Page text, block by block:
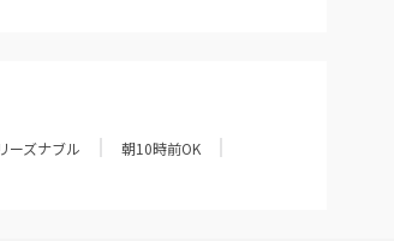
リーズナブル
朝10時前OK